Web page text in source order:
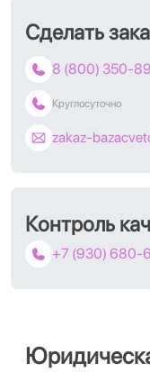
Сделать
8 (800) 350-
Круглосуточно
zakaz-
Контроль
+7 (930) 680-